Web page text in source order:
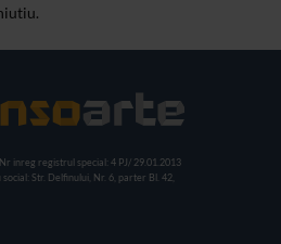
Nr inreg registrul special: 4 PJ/ 29.01.2013
social: Str. Delfinului, Nr. 6, parter Bl. 42,